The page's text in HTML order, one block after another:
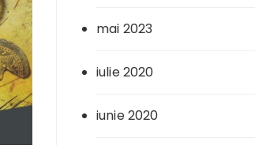
mai 2023
iulie 2020
iunie 2020